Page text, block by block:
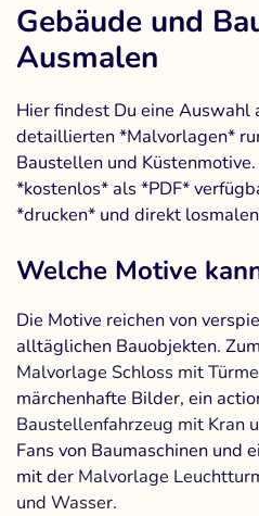
Gebäude und
Ausmalen
Hier findest Du eine Auswahl
detaillierten *Malvorlagen*
Baustellen und
*kostenlos* als *PDF*
*drucken* und direkt
Welche Motive
Die Motive reichen von
alltäglichen Bauobjekten.
Malvorlage Schloss mit
märchenhafte Bilder, ein
Baustellenfahrzeug mit Kran
Fans von Baumaschinen und
mit der Malvorlage
und Wasser.